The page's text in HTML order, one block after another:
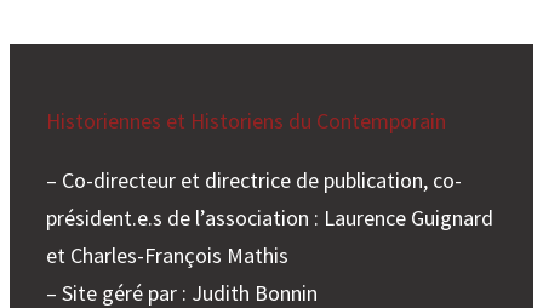
Historiennes et Historiens du Contemporain
– Co-directeur et directrice de publication, co-
président.e.s de l’association : Laurence Guignard
et Charles-François Mathis
– Site géré par : Judith Bonnin